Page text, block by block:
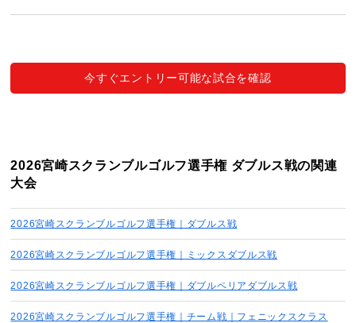
今すぐエントリー可能な試合を確認
2026宮崎スクランブルゴルフ選手権 ダブルス戦の関連
大会
2026宮崎スクランブルゴルフ選手権｜ダブルス戦
2026宮崎スクランブルゴルフ選手権｜ミックスダブルス戦
2026宮崎スクランブルゴルフ選手権｜ダブルペリアダブルス戦
2026宮崎スクランブルゴルフ選手権｜チーム戦｜フェニックスクラス